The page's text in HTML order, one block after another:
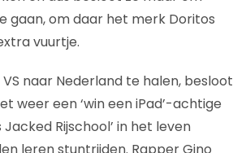
gaan, om daar het merk Doritos
vuurtje.
naar Nederland te halen, besloot
weer een ‘win een iPad’-achtige
Rijschool’ in het leven
leren stuntrijden. Rapper Gino